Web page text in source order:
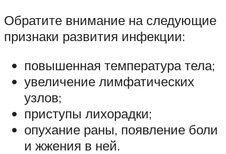
Обратите внимание на следующие
признаки развития инфекции:
повышенная температура тела;
увеличение лимфатических
узлов;
приступы лихорадки;
опухание раны, появление боли
и жжения в ней.